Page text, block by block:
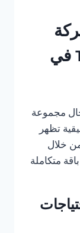
صيانة Thorn fire alarm في
مجموعة
تظهر
خلال
باقة متكاملة